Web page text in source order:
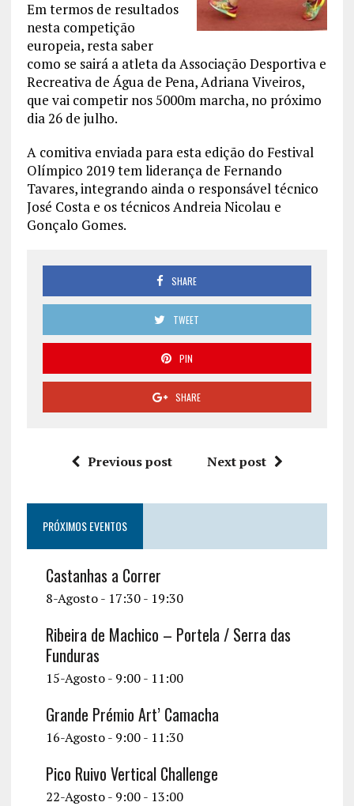
Em termos de resultados
nesta competição
europeia, resta saber
como se sairá a atleta da Associação Desportiva e
Recreativa de Água de Pena, Adriana Viveiros,
que vai competir nos 5000m marcha, no próximo
dia 26 de julho.
A comitiva enviada para esta edição do Festival
Olímpico 2019 tem liderança de Fernando
Tavares, integrando ainda o responsável técnico
José Costa e os técnicos Andreia Nicolau e
Gonçalo Gomes.
SHARE
TWEET
PIN
SHARE
Previous post Next post
PRÓXIMOS EVENTOS
Castanhas a Correr
8-Agosto - 17:30- 19:30
Ribeira de Machico – Portela / Serra das
Funduras
15-Agosto - 9:00- 11:00
Grande Prémio Art’ Camacha
16-Agosto - 9:00- 11:30
Pico Ruivo Vertical Challenge
22-Agosto - 9:00- 13:00